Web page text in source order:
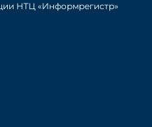
НТЦ «Информрегистр»